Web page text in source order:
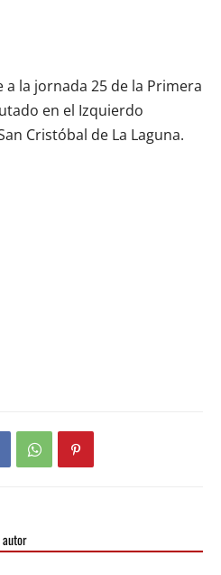
la jornada 25 de la Primera
en el Izquierdo
Cristóbal de La Laguna.
autor